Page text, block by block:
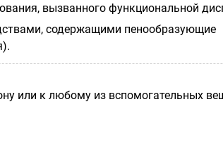
вызванного функциональной
содержащими пенообразующие
или к любому из вспомогательных